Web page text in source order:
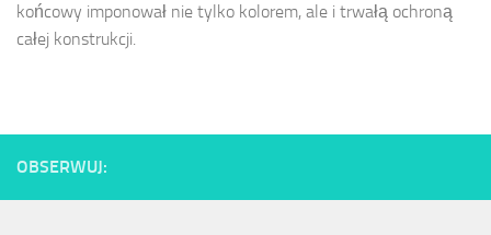
końcowy imponował nie tylko kolorem, ale i trwałą ochroną
całej konstrukcji.
OBSERWUJ: